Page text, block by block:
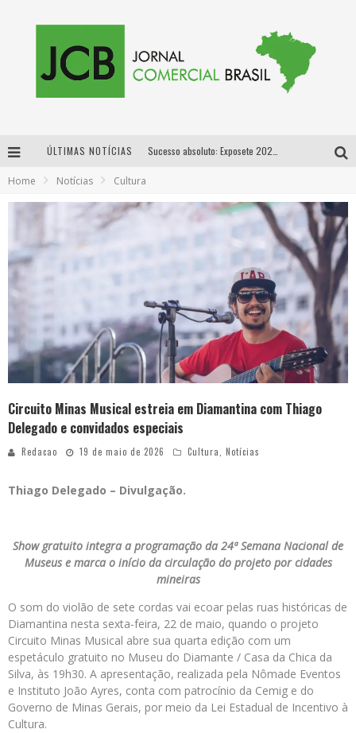
ÚLTIMAS NOTÍCIAS
Designer mineira lança jogo educativo sobre coleta seletiva na maior feira de jogos de tabuleiro da América Latina
Proibida anuncia retorno da Puro Malte Extra e consolida trajetória de democratização cervejeira no Brasil
Home Notícias Cultura
Circuito Minas Musical estreia em Diamantina com Thiago
Delegado e convidados especiais
Redacao 19 de maio de 2026 Cultura, Notícias
Thiago Delegado – Divulgação.
Show gratuito integra a programação da 24ª Semana Nacional de
Museus e marca o início da circulação do projeto por cidades
mineiras
O som do violão de sete cordas vai ecoar pelas ruas históricas de
Diamantina nesta sexta-feira, 22 de maio, quando o projeto
Circuito Minas Musical abre sua quarta edição com um
espetáculo gratuito no Museu do Diamante / Casa da Chica da
Silva, às 19h30. A apresentação, realizada pela Nômade Eventos
e Instituto João Ayres, conta com patrocínio da Cemig e do
Governo de Minas Gerais, por meio da Lei Estadual de Incentivo à
Cultura.